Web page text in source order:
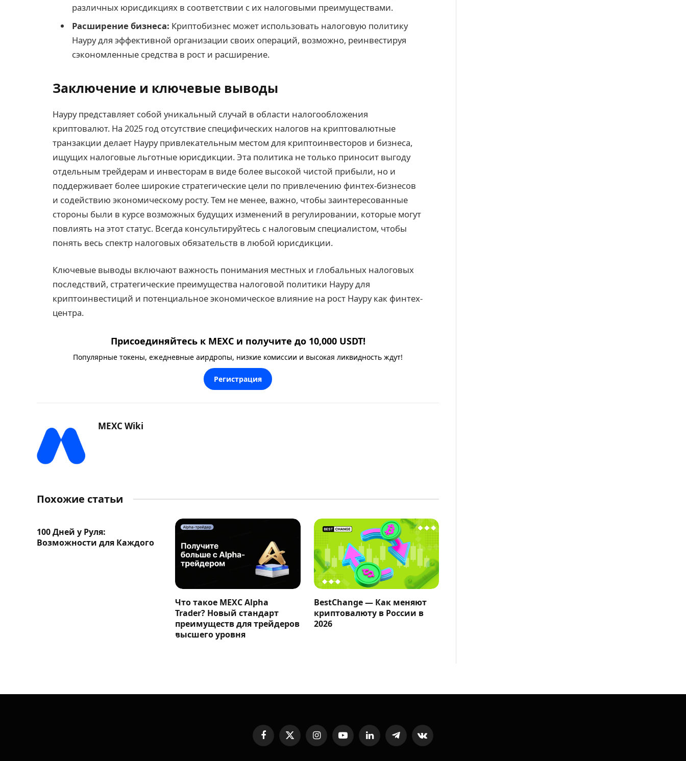
различных юрисдикциях в соответствии с их налоговыми преимуществами.
Расширение бизнеса: Криптобизнес может использовать налоговую политику
Науру для эффективной организации своих операций, возможно, реинвестируя
сэкономленные средства в рост и расширение.
Заключение и ключевые выводы
Науру представляет собой уникальный случай в области налогообложения
криптовалют. На 2025 год отсутствие специфических налогов на криптовалютные
транзакции делает Науру привлекательным местом для криптоинвесторов и бизнеса,
ищущих налоговые льготные юрисдикции. Эта политика не только приносит выгоду
отдельным трейдерам и инвесторам в виде более высокой чистой прибыли, но и
поддерживает более широкие стратегические цели по привлечению финтех-бизнесов
и содействию экономическому росту. Тем не менее, важно, чтобы заинтересованные
стороны были в курсе возможных будущих изменений в регулировании, которые могут
повлиять на этот статус. Всегда консультируйтесь с налоговым специалистом, чтобы
понять весь спектр налоговых обязательств в любой юрисдикции.
Ключевые выводы включают важность понимания местных и глобальных налоговых
последствий, стратегические преимущества налоговой политики Науру для
криптоинвестиций и потенциальное экономическое влияние на рост Науру как финтех-
центра.
Присоединяйтесь к MEXC и получите до 10,000 USDT!
Популярные токены, ежедневные аирдропы, низкие комиссии и высокая ликвидность ждут!
Регистрация
MEXC Wiki
Похожие статьи
100 Дней у Руля:
Возможности для Каждого
Что такое MEXC Alpha
Trader? Новый стандарт
преимуществ для трейдеров
высшего уровня
BestChange — Как меняют
криптовалюту в России в
2026
FacebookX
(Twitter)
InstagramYouTubeLinkedInTelegramVKontakte